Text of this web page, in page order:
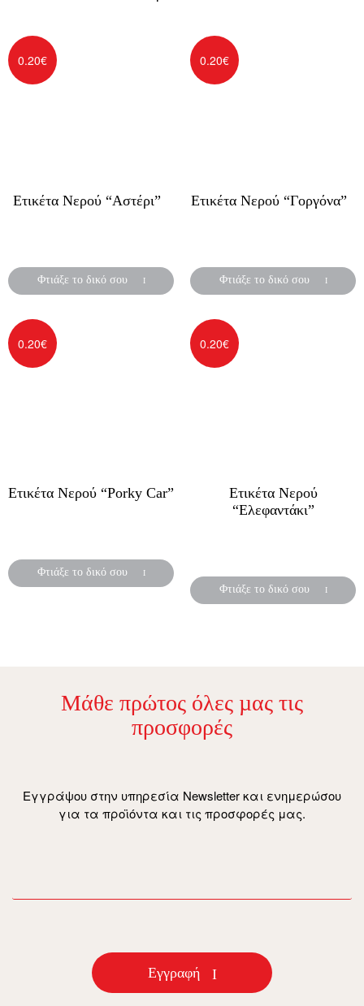
Ετικέτα Νερού “Αστέρι”
0.20€
Φτιάξε το δικό σου
Ετικέτα Νερού “Γοργόνα”
0.20€
Φτιάξε το δικό σου
Ετικέτα Νερού “Porky Car”
0.20€
Φτιάξε το δικό σου
Ετικέτα Νερού
“Ελεφαντάκι”
0.20€
Φτιάξε το δικό σου
Μάθε πρώτος όλες µας τις
προσφορές
Εγγράψου στην υπηρεσία Newsletter και ενημερώσου
για τα προϊόντα και τις προσφορές μας.
Εγγραφή